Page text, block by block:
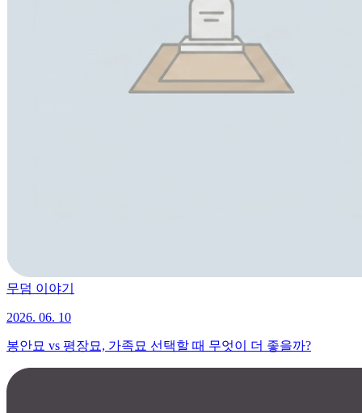
무덤 이야기
2026. 06. 10
봉안묘 vs 평장묘, 가족묘 선택할 때 무엇이 더 좋을까?